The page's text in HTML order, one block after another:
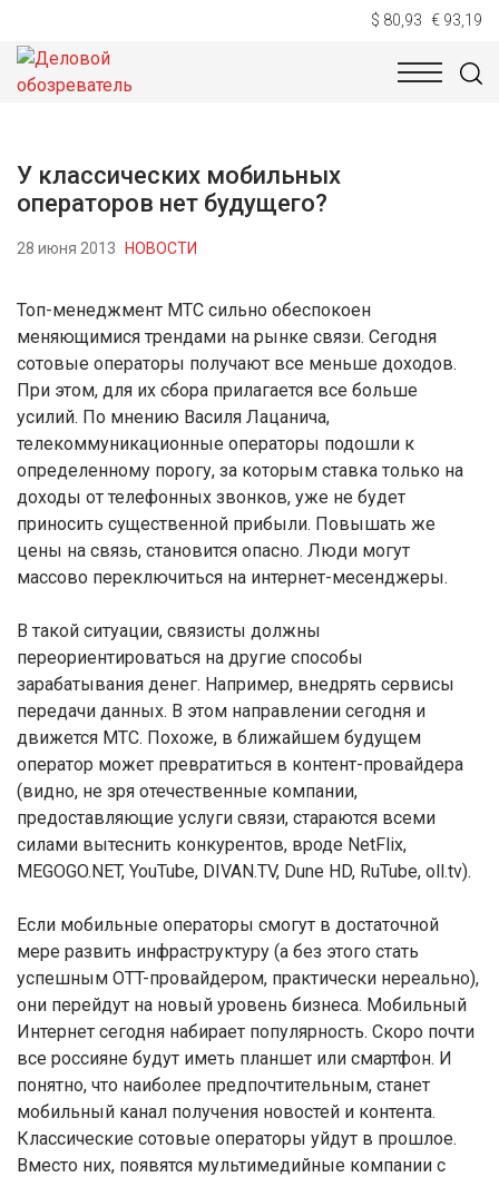
$ 80,93 € 93,19
НОВОСТИ
У классических мобильных
операторов нет будущего?
28 июня 2013 НОВОСТИ
Топ-менеджмент МТС сильно обеспокоен
меняющимися трендами на рынке связи. Сегодня
сотовые операторы получают все меньше доходов.
При этом, для их сбора прилагается все больше
усилий. По мнению Василя Лацанича,
телекоммуникационные операторы подошли к
определенному порогу, за которым ставка только на
доходы от телефонных звонков, уже не будет
приносить существенной прибыли. Повышать же
цены на связь, становится опасно. Люди могут
массово переключиться на интернет-месенджеры.
В такой ситуации, связисты должны
переориентироваться на другие способы
зарабатывания денег. Например, внедрять сервисы
передачи данных. В этом направлении сегодня и
движется МТС. Похоже, в ближайшем будущем
оператор может превратиться в контент-провайдера
(видно, не зря отечественные компании,
предоставляющие услуги связи, стараются всеми
силами вытеснить конкурентов, вроде NetFlix,
MEGOGO.NET, YouTube, DIVAN.TV, Dune HD, RuTube, oll.tv).
Если мобильные операторы смогут в достаточной
мере развить инфраструктуру (а без этого стать
успешным OTT-провайдером, практически нереально),
они перейдут на новый уровень бизнеса. Мобильный
Интернет сегодня набирает популярность. Скоро почти
все россияне будут иметь планшет или смартфон. И
понятно, что наиболее предпочтительным, станет
мобильный канал получения новостей и контента.
Классические сотовые операторы уйдут в прошлое.
Вместо них, появятся мультимедийные компании с